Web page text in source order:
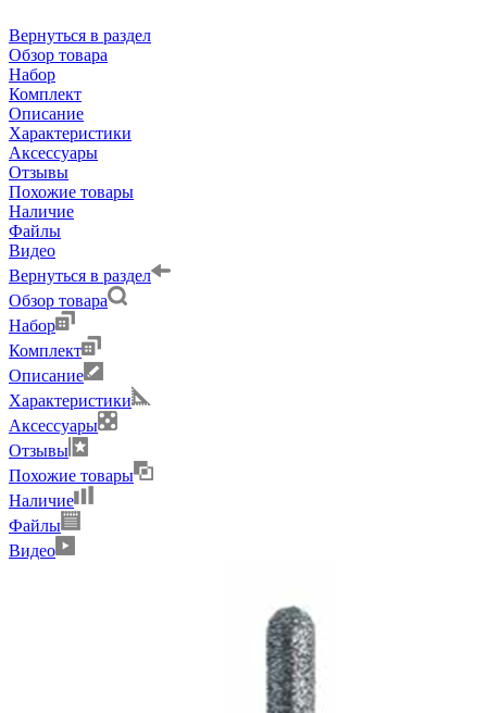
Вернуться в раздел
Обзор товара
Набор
Комплект
Описание
Характеристики
Аксессуары
Отзывы
Похожие товары
Наличие
Файлы
Видео
Вернуться в раздел
Обзор товара
Набор
Комплект
Описание
Характеристики
Аксессуары
Отзывы
Похожие товары
Наличие
Файлы
Видео